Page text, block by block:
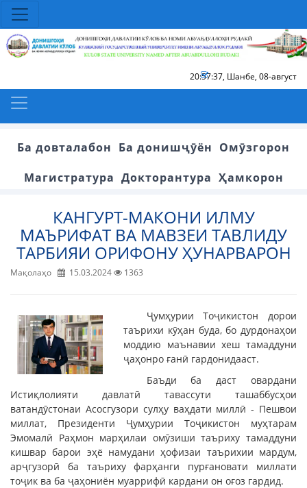
20:57:38, Шанбе, 08-август
Ба довталабон Ба донишҷӯён Омӯзгорон
Магистратура Докторантура Ҳамкорон
КАНГУРТ-МАКОНИ ИЛМУ
МАЪРИФАТ ВА МАВЗЕИ ТАВЛИДУ
ТАРБИЯИ ОРИФОНУ ҲУНАРВАРОН
Мақолаҳо 15.03.2024 1363
Ҷумҳурии Тоҷикистон дорои
таърихи кӯҳан буда, бо дурдонаҳои
моддию маънавии хеш тамаддуни
ҷаҳонро ғанӣ гардонидааст.
Баъди ба даст овардани
Истиқлолияти давлатӣ тавассути ташаббусҳои
ватандӯстонаи Асосгузори сулҳу ваҳдати миллӣ - Пешвои
миллат, Президенти Ҷумҳурии Тоҷикистон муҳтарам
Эмомалӣ Раҳмон марҳилаи омӯзиши таъриху тамаддуни
кишвар барои эҳё намудани ҳофизаи таърихии мардум,
арҷгузорӣ ба таъриху фарҳанги пурғановати миллати
тоҷик ва ба ҷаҳониён муаррифӣ кардани он оғоз гардид.